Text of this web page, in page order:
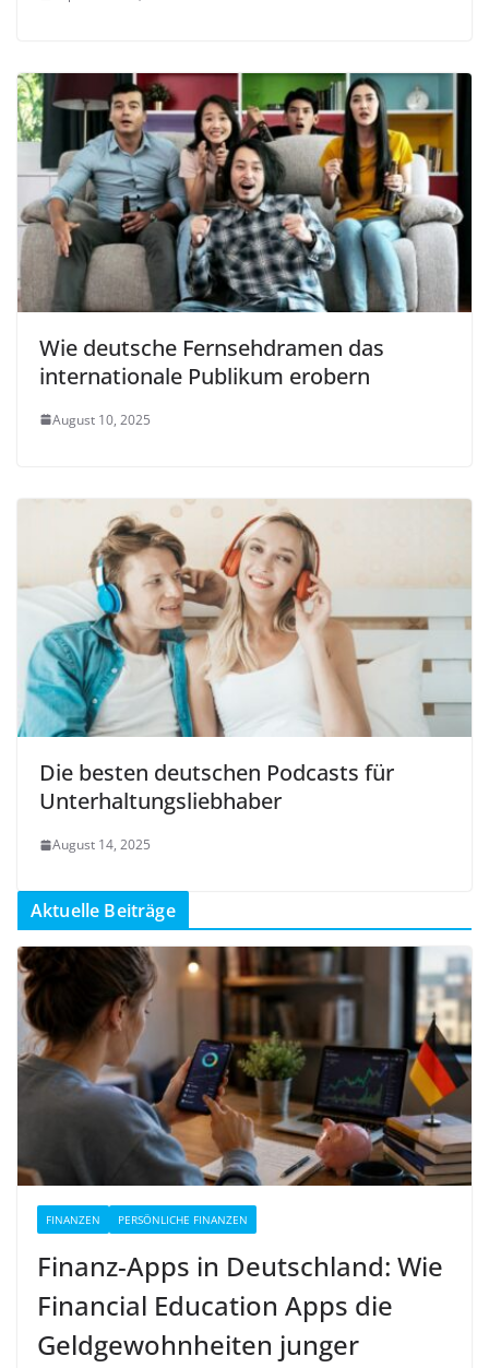
Wie deutsche Fernsehdramen das
internationale Publikum erobern
August 10, 2025
Die besten deutschen Podcasts für
Unterhaltungsliebhaber
August 14, 2025
Aktuelle Beiträge
FINANZEN PERSÖNLICHE FINANZEN
Finanz-Apps in Deutschland: Wie
Financial Education Apps die
Geldgewohnheiten junger